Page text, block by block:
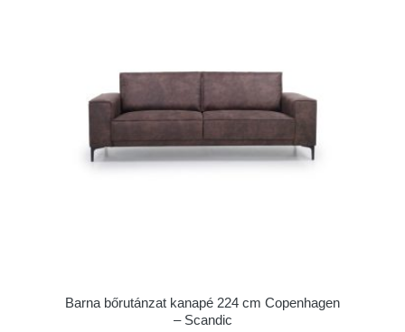
Barna bőrutánzat kanapé 224 cm Copenhagen
– Scandic